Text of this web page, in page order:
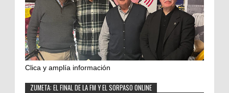
Clica y amplía información
ZUMETA: EL FINAL DE LA FM Y EL SORPASO ONLINE